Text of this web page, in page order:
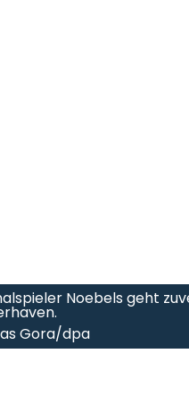
Noebels geht
Gora/dpa